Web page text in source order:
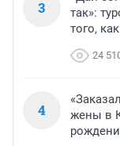
3
так»:
того,
24
4
жены в